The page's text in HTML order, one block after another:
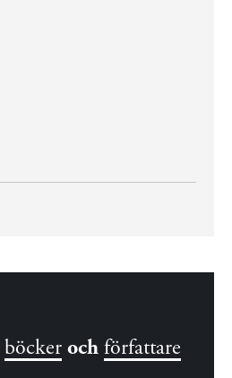
böcker och författare